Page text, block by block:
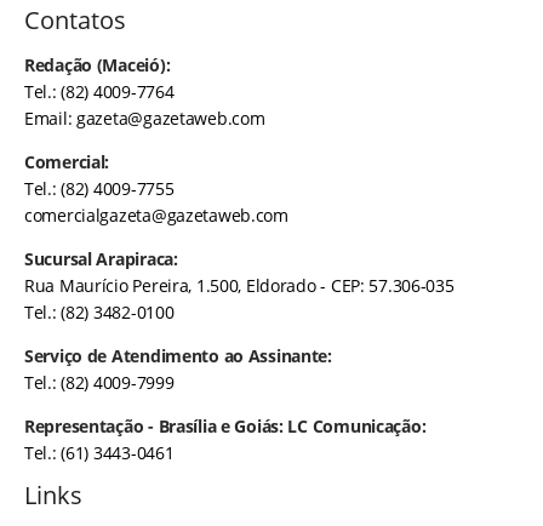
Contatos
Redação (Maceió):
Tel.: (82) 4009-7764
Email:gazeta@gazetaweb.com
Comercial:
Tel.: (82) 4009-7755
comercialgazeta@gazetaweb.com
Sucursal Arapiraca:
Rua Maurício Pereira, 1.500, Eldorado - CEP: 57.306-035
Tel.: (82) 3482-0100
Serviço de Atendimento ao Assinante:
Tel.: (82) 4009-7999
Representação - Brasília e Goiás: LC Comunicação:
Tel.: (61) 3443-0461
Links